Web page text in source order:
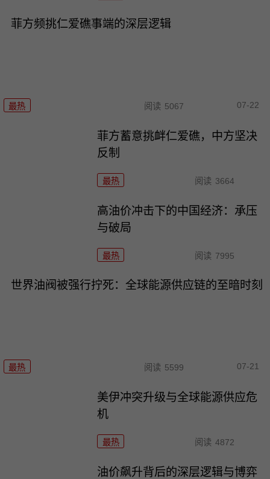
菲方频挑仁爱礁事端的深层逻辑
最热 阅读 5067 07-22
菲方蓄意挑衅仁爱礁，中方坚决
反制
最热 阅读 3664
高油价冲击下的中国经济：承压
与破局
最热 阅读 7995
世界油阀被强行拧死：全球能源供应链的至暗时刻
最热 阅读 5599 07-21
美伊冲突升级与全球能源供应危
机
最热 阅读 4872
油价飙升背后的深层逻辑与博弈